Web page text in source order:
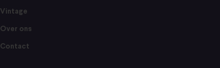
Vintage
Over ons
Contact